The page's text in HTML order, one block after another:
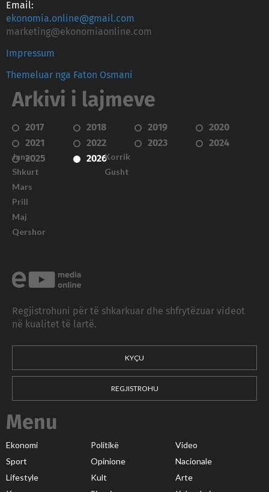
Email:
ekonomia.online@gmail.com
marketing@ekonomiaonline.com
Impressum
Themeluar nga Faton Osmani
Arkivi i lajmeve
2017 2018 2019
2020
2021
2022 2023
2024
2025
2026
Janar
Shkurt
Mars
Prill
Maj
Qershor
Korrik
Gusht
Regjistrohuni për të shkarkuar dhe shfrytëzuar videot
në kualitet të lartë.
KYÇU
REGJISTROHU
Menu
Ekonomi Politikë
Video
Sport
Opinione
Nacionale
Lifestyle
Kult
Arte